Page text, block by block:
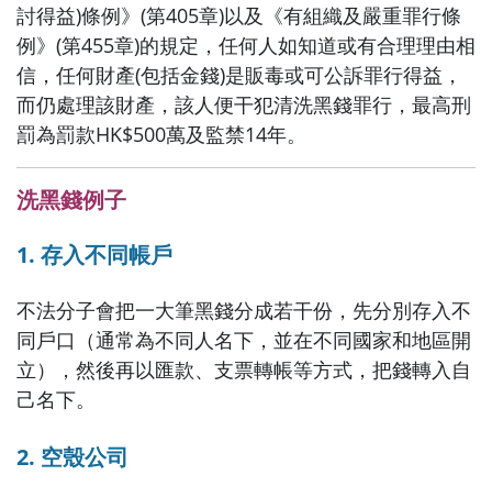
討得益)條例》(第405章)以及《有組織及嚴重罪行條
例》(第455章)的規定，任何人如知道或有合理理由相
信，任何財產(包括金錢)是販毒或可公訴罪行得益，
而仍處理該財產，該人便干犯清洗黑錢罪行，最高刑
罰為罰款HK$500萬及監禁14年。
洗黑錢例子
1. 存入不同帳戶
不法分子會把一大筆黑錢分成若干份，先分別存入不
同戶口（通常為不同人名下，並在不同國家和地區開
立），然後再以匯款、支票轉帳等方式，把錢轉入自
己名下。
2. 空殼公司